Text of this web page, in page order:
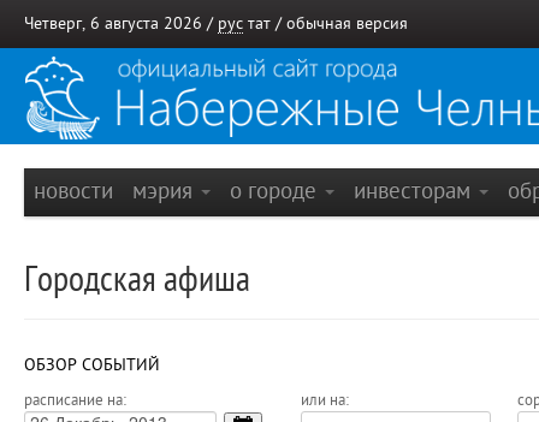
Четверг, 6 августа 2026 / рус тат / обычная версия
новости мэрия о городе инвесторам
Городская афиша
ОБЗОР СОБЫТИЙ
расписание на: или на: